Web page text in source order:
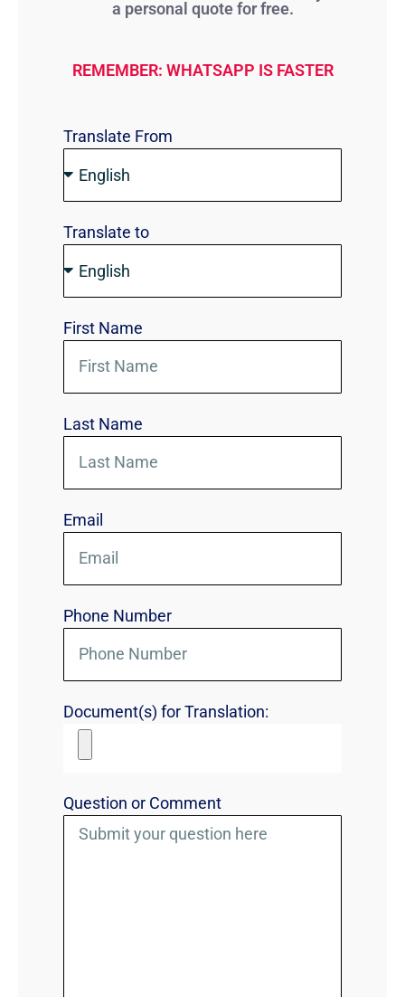
a personal quote for free.
REMEMBER: WHATSAPP IS FASTER
Translate From
Translate to
First Name
Last Name
Email
Phone Number
Document(s) for Translation:
Question or Comment